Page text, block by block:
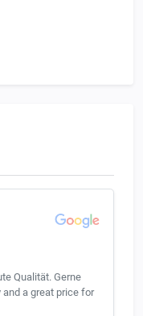
Qualität. Gerne
a great price for